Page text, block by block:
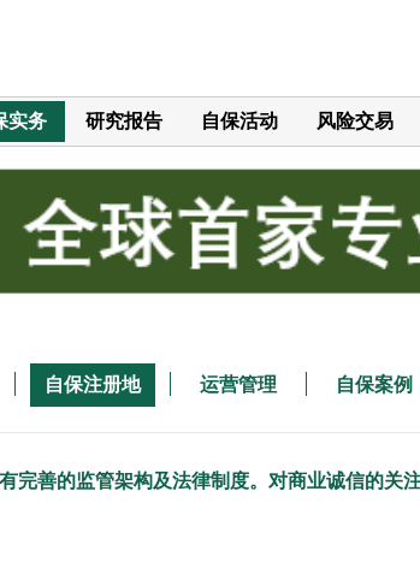
实务 研究报告 自保活动 风险交易
自保注册地 运营管理 自保案例
完善的监管架构及法律制度。对商业诚信的关